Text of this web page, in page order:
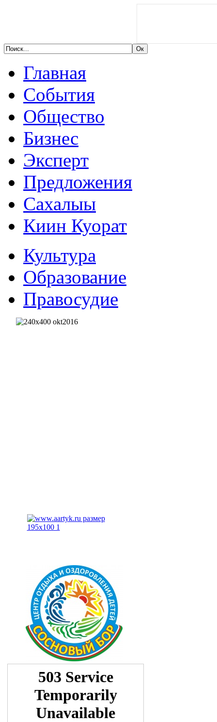
Главная
События
Общество
Бизнес
Эксперт
Предложения
Сахалыы
Киин Куорат
Культура
Образование
Правосудие